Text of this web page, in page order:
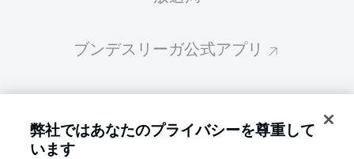
ブンデスリーガ公式アプリ
ファンタジー・マネジャー
弊社ではあなたのプライバシーを尊重して
います